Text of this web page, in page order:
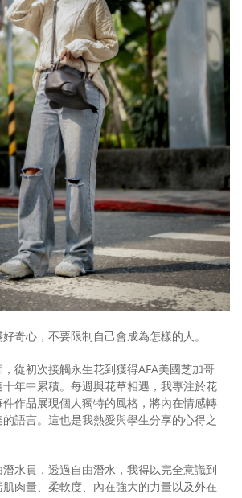
奇心，不要限制自己會成為怎樣的人。
從初次接觸永生花到獲得AFA美國芝加哥
年中累積。每週與花草相遇，我專注於花
作品展現個人獨特的風格，將內在情感轉
語言。這也是我熱愛與學生分享的心得之
水員，透過自由潛水，我得以完全意識到
肉量、柔軟度、內在強大的力量以及外在